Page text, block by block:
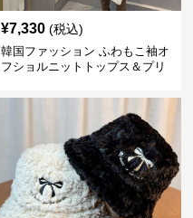
¥7,330 (税込)
韓国ファッション ふわもこ袖オ
フショルニットトップス＆プリ